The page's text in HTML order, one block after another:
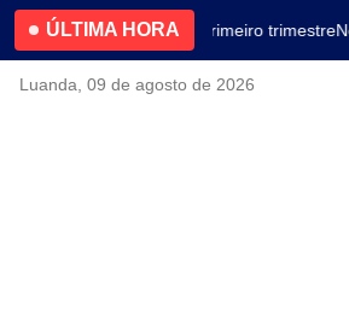
ÚLTIMA HORA4.2% no primeiro trimestre
Luanda, 09 de agosto de 2026